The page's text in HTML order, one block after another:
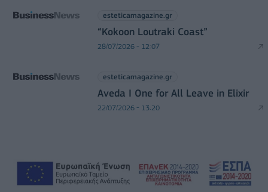
esteticamagazine.gr
“Kokoon Loutraki Coast”
28/07/2026 - 12:07
esteticamagazine.gr
Aveda I One for All Leave in Elixir
22/07/2026 - 13:20